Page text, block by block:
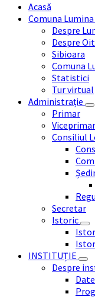
Acasă
Comuna Lumina
Despre
Despre
Sibioara
Comuna
Statistici
Tur virtual
Administrație
Primar
Viceprimar
Consiliul
Secretar
Istoric
INSTITUȚIE
Despre